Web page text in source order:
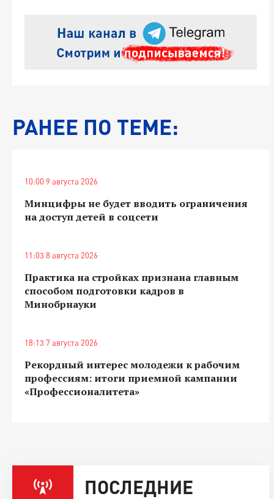
РАНЕЕ ПО ТЕМЕ:
10:00 9 августа 2026
Минцифры не будет вводить ограничения
на доступ детей в соцсети
11:03 8 августа 2026
Практика на стройках признана главным
способом подготовки кадров в
Минобрнауки
18:13 7 августа 2026
Рекордный интерес молодежи к рабочим
профессиям: итоги приемной кампании
«Профессионалитета»
ПОСЛЕДНИЕ